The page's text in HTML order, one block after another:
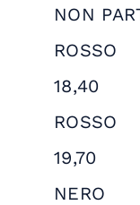
NON
ROSSO
18,40
ROSSO
19,70
NERO